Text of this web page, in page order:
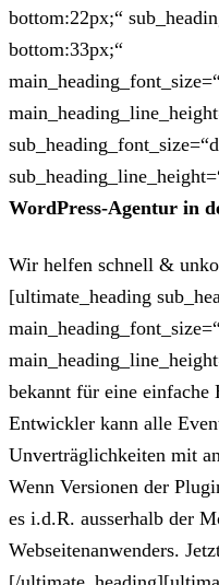
bottom:22px;“
bottom:33px;“
WordPress-Agentur in
Wir helfen schnell &
[ultimate_heading
bekannt für eine einfache
Entwickler kann alle
Unverträglichkeiten mit
Wenn Versionen der
es i.d.R. ausserhalb der
Webseitenanwenders.